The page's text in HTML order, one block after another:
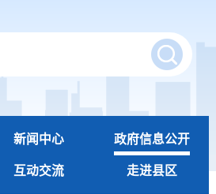
新闻中心 政府信息公开
互动交流 走进县区